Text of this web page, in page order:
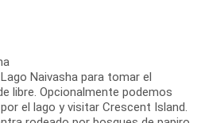
Naivasha para tomar el
libre. Opcionalmente podemos
el lago y visitar Crescent Island.